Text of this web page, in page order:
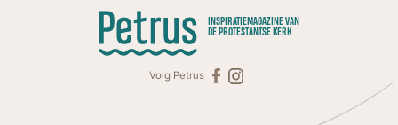
INSPIRATIEMAGAZINE VAN
DE PROTESTANTSE KERK
Volg Petrus